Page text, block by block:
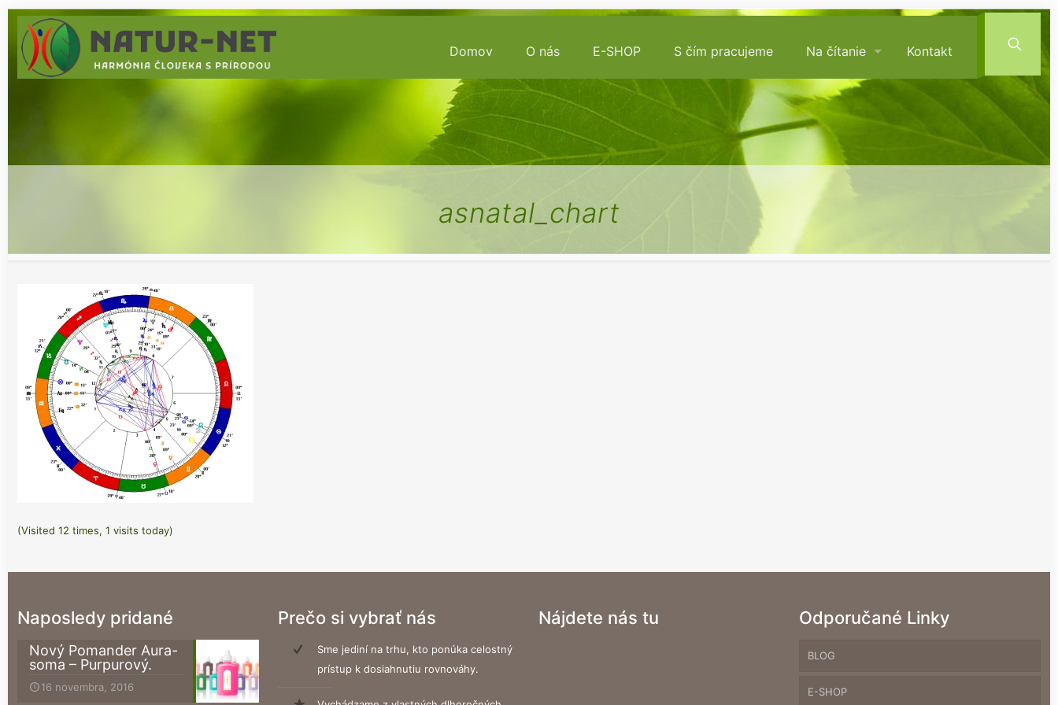
Domov O nás E-SHOP S čím pracujeme Na čítanie Kontakt
asnatal_chart
(Visited 12 times, 1 visits today)
Naposledy pridané
Nový Pomander Aura-
soma – Purpurový.
16 novembra, 2016
Prečo si vybrať nás
Sme jediní na trhu, kto ponúka celostný
prístup k dosiahnutiu rovnováhy.
Nájdete nás tu Odporučané Linky
BLOG
E-SHOP